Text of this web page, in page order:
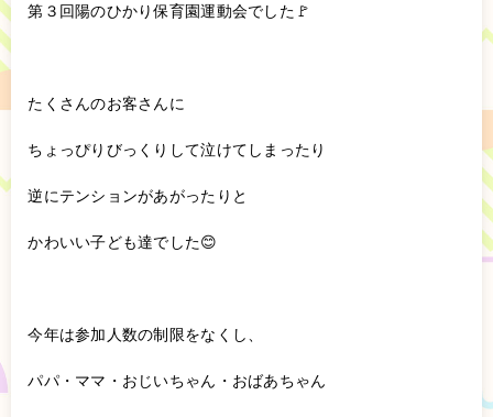
第３回陽のひかり保育園運動会でした🚩
たくさんのお客さんに
ちょっぴりびっくりして泣けてしまったり
逆にテンションがあがったりと
かわいい子ども達でした😊
今年は参加人数の制限をなくし、
パパ・ママ・おじいちゃん・おばあちゃん